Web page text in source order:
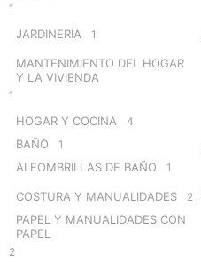
1
JARDINERÍA 1
MANTENIMIENTO DEL HOGAR
Y LA VIVIENDA
1
HOGAR Y COCINA 4
BAÑO 1
ALFOMBRILLAS DE BAÑO 1
COSTURA Y MANUALIDADES 2
PAPEL Y MANUALIDADES CON
PAPEL
2